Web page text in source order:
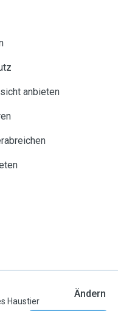
anbieten
Haustier
Ändern